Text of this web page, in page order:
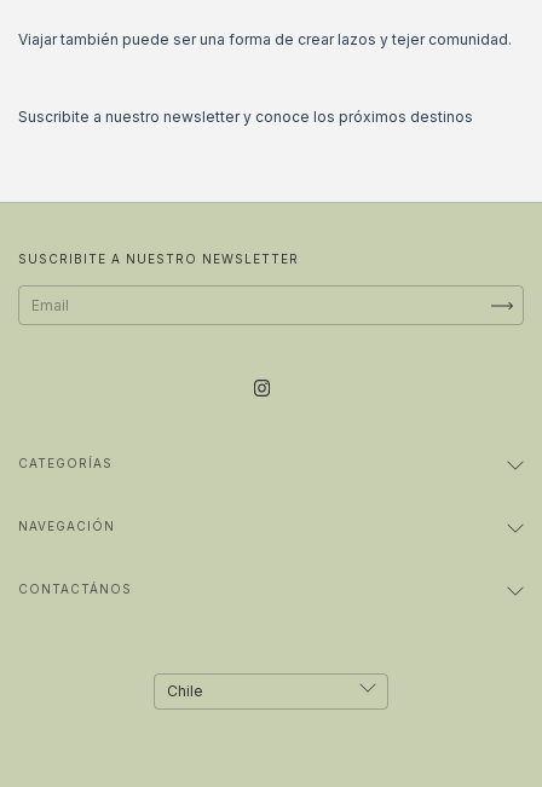
Viajar también puede ser una forma de crear lazos y tejer comunidad.
Suscribite a nuestro newsletter y conoce los próximos destinos
SUSCRIBITE A NUESTRO NEWSLETTER
CATEGORÍAS
NAVEGACIÓN
CONTACTÁNOS